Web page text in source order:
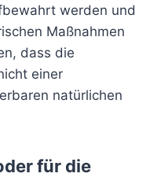
werden und
Maßnahmen
dass die
einer
natürlichen
für die